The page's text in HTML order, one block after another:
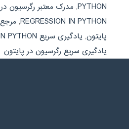
PYTHON
, مدرک معتبر رگرسیون
REGRESSION IN PYTHON
,
پایتون, یادگیری سریع REGRESSION IN PYTHON
یادگیری سریع رگرسیون در پایتون